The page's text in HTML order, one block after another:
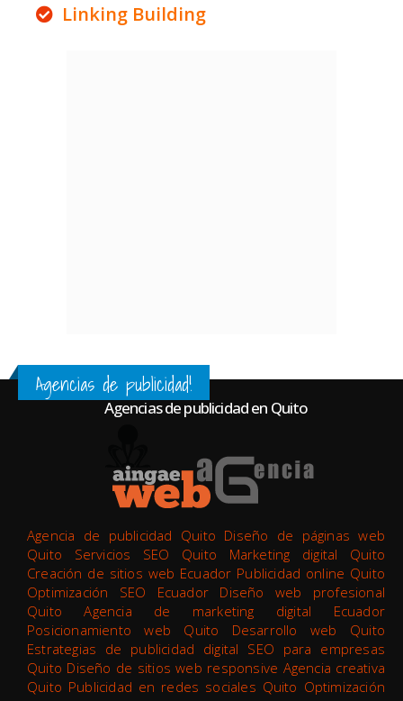
Linking Building
Agencias de publicidad!
Agencias de publicidad en Quito
Agencia de publicidad Quito Diseño de páginas web
Quito Servicios SEO Quito Marketing digital Quito
Creación de sitios web Ecuador Publicidad online Quito
Optimización SEO Ecuador Diseño web profesional
Quito Agencia de marketing digital Ecuador
Posicionamiento web Quito Desarrollo web Quito
Estrategias de publicidad digital SEO para empresas
Quito Diseño de sitios web responsive Agencia creativa
Quito Publicidad en redes sociales Quito Optimización